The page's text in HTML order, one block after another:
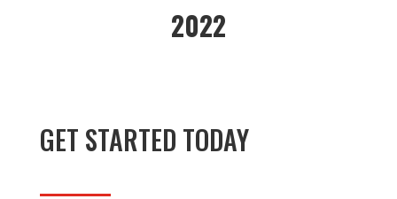
2022
GET STARTED TODAY